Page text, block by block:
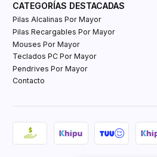
CATEGORÍAS DESTACADAS
Pilas Alcalinas Por Mayor
Pilas Recargables Por Mayor
Mouses Por Mayor
Teclados PC Por Mayor
Pendrives Por Mayor
Contacto